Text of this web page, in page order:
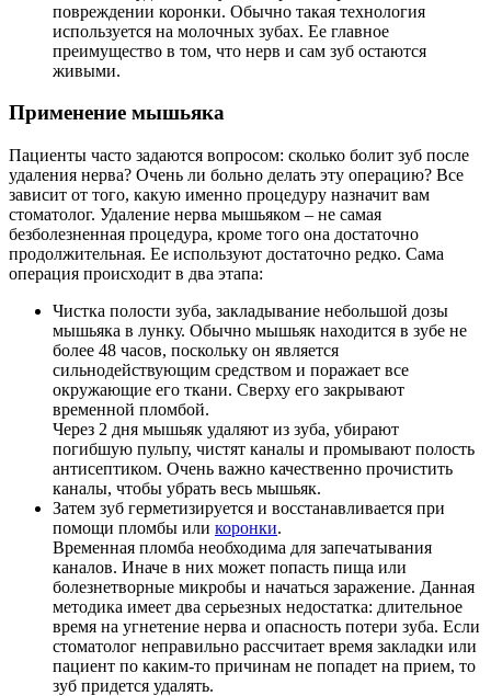
повреждении коронки. Обычно такая технология
используется на молочных зубах. Ее главное
преимущество в том, что нерв и сам зуб остаются
живыми.
Применение мышьяка
Пациенты часто задаются вопросом: сколько болит зуб после
удаления нерва? Очень ли больно делать эту операцию? Все
зависит от того, какую именно процедуру назначит вам
стоматолог. Удаление нерва мышьяком – не самая
безболезненная процедура, кроме того она достаточно
продолжительная. Ее используют достаточно редко. Сама
операция происходит в два этапа:
Чистка полости зуба, закладывание небольшой дозы
мышьяка в лунку. Обычно мышьяк находится в зубе не
более 48 часов, поскольку он является
сильнодействующим средством и поражает все
окружающие его ткани. Сверху его закрывают
временной пломбой.
Через 2 дня мышьяк удаляют из зуба, убирают
погибшую пульпу, чистят каналы и промывают полость
антисептиком. Очень важно качественно прочистить
каналы, чтобы убрать весь мышьяк.
Затем зуб герметизируется и восстанавливается при
помощи пломбы или коронки.
Временная пломба необходима для запечатывания
каналов. Иначе в них может попасть пища или
болезнетворные микробы и начаться заражение. Данная
методика имеет два серьезных недостатка: длительное
время на угнетение нерва и опасность потери зуба. Если
стоматолог неправильно рассчитает время закладки или
пациент по каким-то причинам не попадет на прием, то
зуб придется удалять.